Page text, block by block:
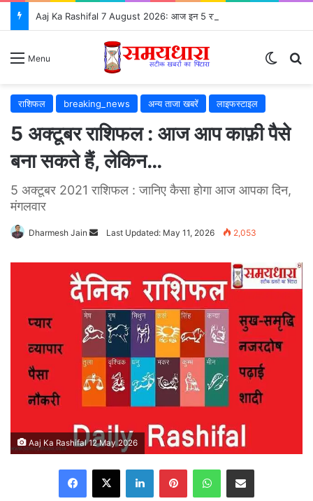
Menu
राशिफल breaking_news अन्य ताजा खबरें लाइफस्टाइल
5 अक्टूबर राशिफल : आज आप काफ़ी पैसे
बना सकते हैं, लेकिन…
5 अक्टूबर 2021 राशिफल : जानिए कैसा होगा आज आपका दिन,
मंगलवार
Dharmesh Jain
Send
Last Updated: May 11, 2026 2,053
Aaj Ka Rashifal 12 May 2026